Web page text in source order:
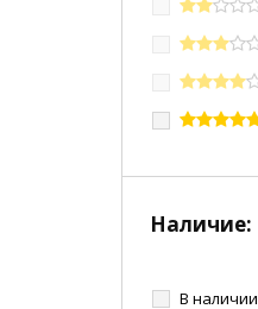
Наличие:
В наличии